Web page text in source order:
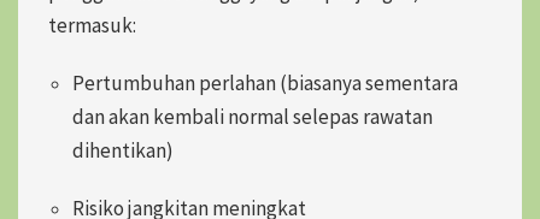
termasuk:
Pertumbuhan perlahan (biasanya sementara
dan akan kembali normal selepas rawatan
dihentikan)
Risiko jangkitan meningkat